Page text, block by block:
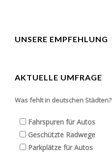
UNSERE EMPFEHLUNG
AKTUELLE UMFRAGE
Was fehlt in deutschen Städten?
Fahrspuren für Autos
Geschützte Radwege
Parkplätze für Autos